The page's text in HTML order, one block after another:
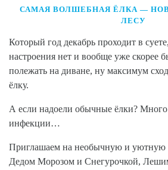
САМАЯ ВОЛШЕБНАЯ ЁЛКА —
ЛЕСУ
Который год декабрь проходит в
настроения нет и вообще уже скорее
полежать на диване, ну максимум
ёлку.
А если надоели обычные ёлки?
инфекции…
Приглашаем на необычную и уютную
Дедом Морозом и Снегурочкой,